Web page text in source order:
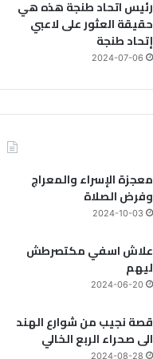
تقرير
و65% يرفضون عمل الأجانب
رئيس اتحاد طنجة هذه هي
حقيقة العثور على لاعبي
إتحاد طنجة
2024-07-06
معجزة الإسراء والمعراج
وفرض الصلاة
2024-10-03
علاش اسفي مكتصرطش
ليهم
2024-06-20
قصة نجيب من شوارع الهند
الى صحراء الربع الخالي
2024-08-28